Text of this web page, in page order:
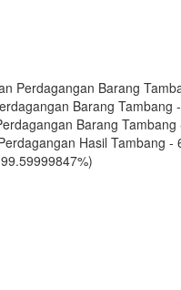
Perdagangan Barang
Barang Tambang
Barang
Hasil Tambang -